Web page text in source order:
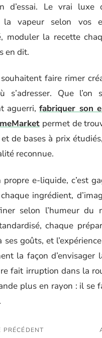
d’essai. Le vrai luxe
la vapeur selon vos
moduler la recette
en dit.
faire rimer
s’adresser. Que l’on
aguerri,fabriquer son
permet de
et de bases à prix
reconnue.
propre e-liquide, c’est
ingrédient,
selon l’humeur du
chaque
ses goûts, et
la façon d’envisager
fait irruption dans la
plus en rayon : il se
PRÉCÉDENT